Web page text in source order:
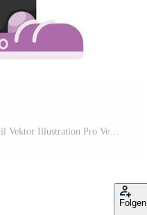
einfach Stehen Bart Mann. eben Stil Vektor Illustration Pro Vektor
Folgen